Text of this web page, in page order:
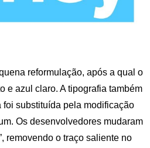
reformulação, após a qual o
e azul claro. A tipografia também
foi substituída pela modificação
Os desenvolvedores mudaram
removendo o traço saliente no